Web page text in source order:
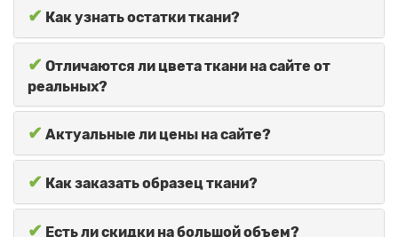
✔ Как узнать остатки ткани?
✔ Отличаются ли цвета ткани на сайте от
реальных?
✔ Актуальные ли цены на сайте?
✔ Как заказать образец ткани?
✔ Есть ли скидки на большой объем?